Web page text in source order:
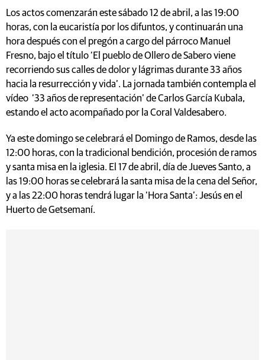
Los actos comenzarán este sábado 12 de abril, a las 19:00
horas, con la eucaristía por los difuntos, y continuarán una
hora después con el pregón a cargo del párroco Manuel
Fresno, bajo el título ‘El pueblo de Ollero de Sabero viene
recorriendo sus calles de dolor y lágrimas durante 33 años
hacia la resurrección y vida’. La jornada también contempla el
vídeo ‘33 años de representación’ de Carlos García Kubala,
estando el acto acompañado por la Coral Valdesabero.
Ya este domingo se celebrará el Domingo de Ramos, desde las
12:00 horas, con la tradicional bendición, procesión de ramos
y santa misa en la iglesia. El 17 de abril, día de Jueves Santo, a
las 19:00 horas se celebrará la santa misa de la cena del Señor,
y a las 22:00 horas tendrá lugar la ‘Hora Santa’: Jesús en el
Huerto de Getsemaní.